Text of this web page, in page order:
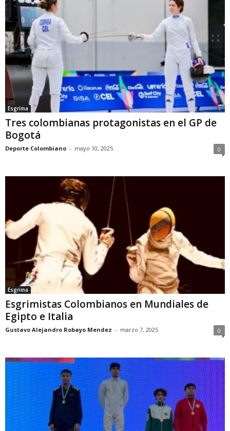
Esgrima
Tres colombianas protagonistas en el GP de
Bogotá
Deporte Colombiano - mayo 10, 2025 0
Esgrima
Esgrimistas Colombianos en Mundiales de
Egipto e Italia
Gustavo Alejandro Robayo Mendez - marzo 7, 2025 0